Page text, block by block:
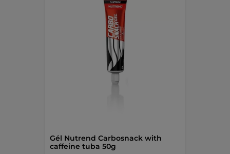
Gél Nutrend Carbosnack with
caffeine tuba 50g